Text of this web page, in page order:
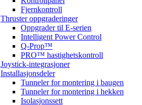
Fjernkontroll
Thruster oppgraderinger
Oppgrader til E-serien
Intelligent Power Control
Q-Prop™
PRO™ hastighetskontroll
Joystick-integrasjoner
Installasjonsdeler
Tunneler for montering i baugen
Tunneler for montering i hekken
Isolasjonssett